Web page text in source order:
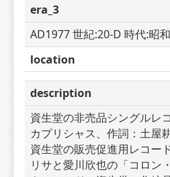
era_3
AD1977 世紀:20-D 時代:昭
location
description
資生堂の非売品シングルレ
カプリシャス、作詞：土屋
資生堂の販売促進用レコー
リサと愛川欣也の「コロ